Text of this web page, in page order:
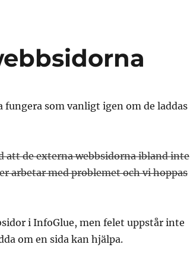
som vanligt igen om de laddas
att de externa webbsidorna ibland inte
arbetar med problemet och vi hoppas
i InfoGlue, men felet uppstår inte
om en sida kan hjälpa.